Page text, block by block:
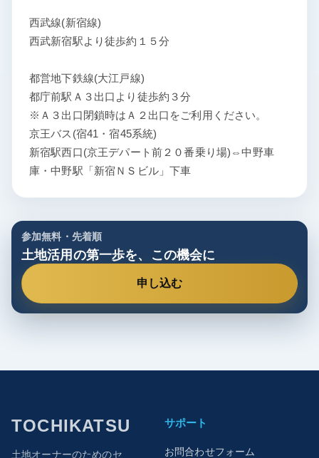
西武線(新宿線)
西武新宿駅より徒歩約１５分
都営地下鉄線(大江戸線)
都庁前駅Ａ３出口より徒歩約３分
※Ａ３出口閉鎖時はＡ２出口をご利用ください。
京王バス(宿41・宿45系統)
新宿駅西口(京王デパート前２０番乗り場)⇔中野車
庫・中野駅「新宿ＮＳビル」下車
参加無料・先着順
土地活用の第一歩を、この機会に
申し込む
TOCHIKATSU
土地オーナーのためのセ
サポート
お問合わせフォーム